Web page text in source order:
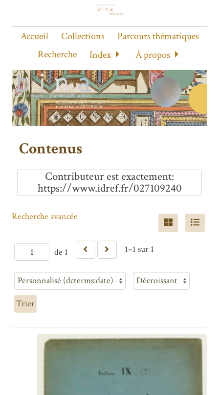
Accueil Collections
Parcours thématiques
Recherche
Index À propos
Contenus
Contributeur est exactement
https://www.idref.fr/027109240
de 1 1–1 sur 1
Recherche avancée
Trier